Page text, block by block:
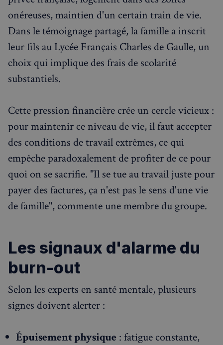
onéreuses, maintien d'un certain train de vie.
Dans le témoignage partagé, la famille a inscrit
leur fils au Lycée Français Charles de Gaulle, un
choix qui implique des frais de scolarité
substantiels.
Cette pression financière crée un cercle vicieux :
pour maintenir ce niveau de vie, il faut accepter
des conditions de travail extrêmes, ce qui
empêche paradoxalement de profiter de ce pour
quoi on se sacrifie. "Il se tue au travail juste pour
payer des factures, ça n'est pas le sens d'une vie
de famille", commente une membre du groupe.
Les signaux d'alarme du
burn-out
Selon les experts en santé mentale, plusieurs
signes doivent alerter :
Épuisement physique : fatigue constante,